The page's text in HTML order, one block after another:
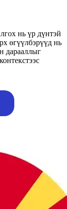
нь үр дүнтэй
өгүүлбэрүүд нь
дарааллыг